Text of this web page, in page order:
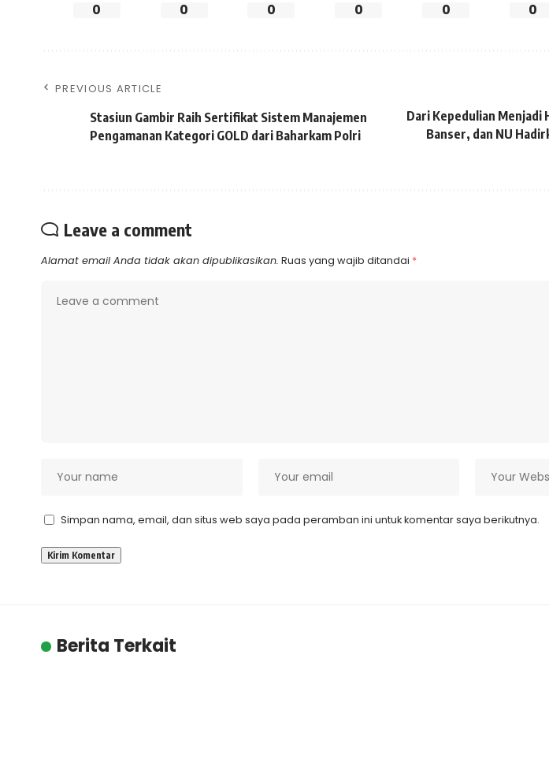
0 0 0 0 0 0
PREVIOUS ARTICLE
Stasiun Gambir Raih Sertifikat Sistem Manajemen
Pengamanan Kategori GOLD dari Baharkam Polri
Dari Kepedulian Menjadi
Banser, dan NU
Leave a comment
Alamat email Anda tidak akan dipublikasikan. Ruas yang wajib ditandai *
Simpan nama, email, dan situs web saya pada peramban ini untuk komentar saya berikutnya.
Berita Terkait